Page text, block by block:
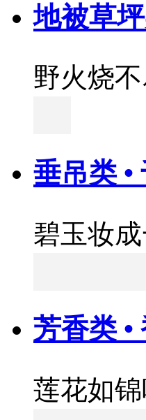
地被草
野火烧
垂吊类 •
碧玉妆
芳香类 •
莲花如